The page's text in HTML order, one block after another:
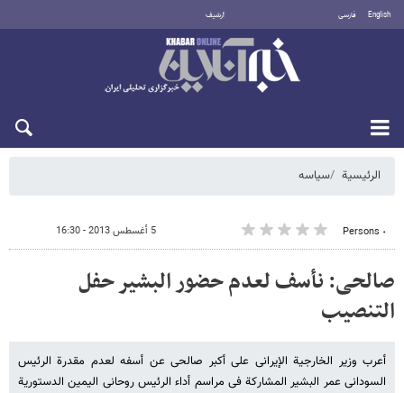
English فارسی أرشيف
الرئيسية سیاسه
٠ Persons 5 أغسطس 2013 - 16:30
صالحی: نأسف لعدم حضور البشیر حفل
التنصیب
أعرب وزیر الخارجیة الإیرانی علی أکبر صالحی عن أسفه لعدم مقدرة الرئیس
السودانی عمر البشیر المشارکة فی مراسم أداء الرئیس روحانی الیمین الدستوریة